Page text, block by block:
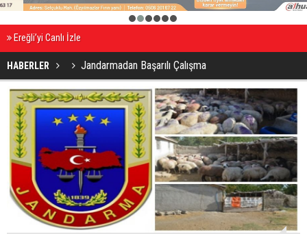
2 3 4 5 6
Ereğli’yi Canlı İzle
HABERLER Jandarmadan Başarılı Çalışma